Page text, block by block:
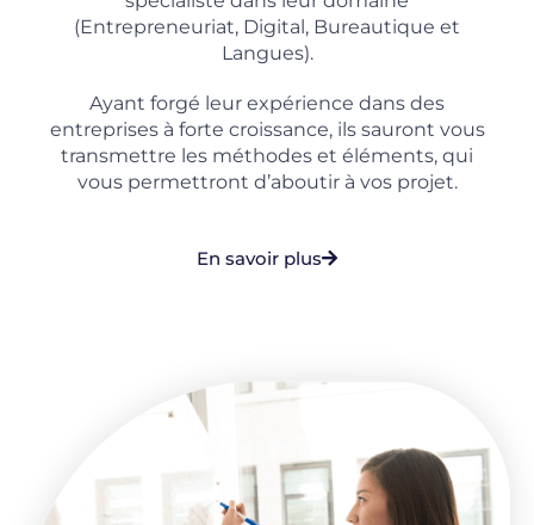
(Entrepreneuriat, Digital, Bureautique et
Langues).
Ayant forgé leur expérience dans des
entreprises à forte croissance, ils sauront vous
transmettre les méthodes et éléments, qui
vous permettront d’aboutir à vos projet.
En savoir plus